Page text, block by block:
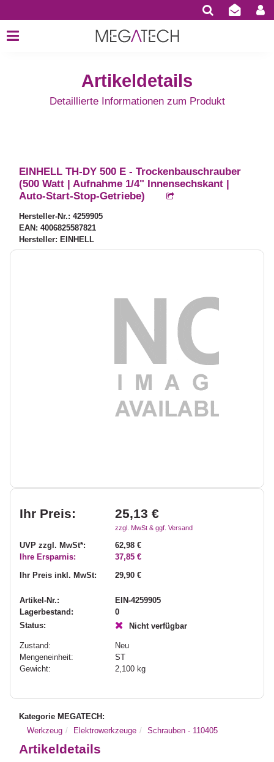
Artikeldetails
Detaillierte Informationen zum Produkt
EINHELL TH-DY 500 E - Trockenbauschrauber
(500 Watt | Aufnahme 1/4" Innensechskant |
Auto-Start-Stop-Getriebe)
Hersteller-Nr.: 4259905
EAN: 4006825587821
Hersteller: EINHELL
Ihr Preis: 25,13 €
zzgl. MwSt & ggf. Versand
UVP zzgl. MwSt*:
62,98 €
Ihre Ersparnis:
37,85 €
Ihr Preis inkl. MwSt:
29,90 €
Artikel-Nr.:
EIN-4259905
Lagerbestand:
0
Status:
Nicht verfügbar
Zustand:
Neu
Mengeneinheit:
ST
Gewicht:
2,100 kg
Kategorie MEGATECH:
Werkzeug
Elektrowerkzeuge Schrauben - 110405
Artikeldetails